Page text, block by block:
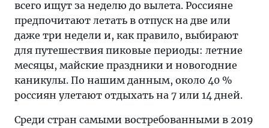
всего ищут за неделю до вылета. Россияне
предпочитают летать в отпуск на две или
даже три недели и, как правило, выбирают
для путешествия пиковые периоды: летние
месяцы, майские праздники и новогодние
каникулы. По нашим данным, около 40 %
россиян улетают отдыхать на 7 или 14 дней.
Среди стран самыми востребованными в 2019